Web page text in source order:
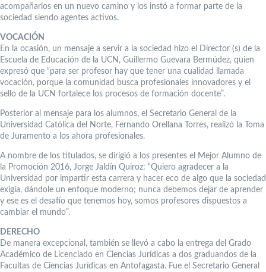
acompañarlos en un nuevo camino y los instó a formar parte de la
sociedad siendo agentes activos.
VOCACIÓN
En la ocasión, un mensaje a servir a la sociedad hizo el Director (s) de la
Escuela de Educación de la UCN, Guillermo Guevara Bermúdez, quien
expresó que “para ser profesor hay que tener una cualidad llamada
vocación, porque la comunidad busca profesionales innovadores y el
sello de la UCN fortalece los procesos de formación docente”.
Posterior al mensaje para los alumnos, el Secretario General de la
Universidad Católica del Norte, Fernando Orellana Torres, realizó la Toma
de Juramento a los ahora profesionales.
A nombre de los titulados, se dirigió a los presentes el Mejor Alumno de
la Promoción 2016, Jorge Jaldín Quiroz: “Quiero agradecer a la
Universidad por impartir esta carrera y hacer eco de algo que la sociedad
exigía, dándole un enfoque moderno; nunca debemos dejar de aprender
y ese es el desafío que tenemos hoy, somos profesores dispuestos a
cambiar el mundo”.
DERECHO
De manera excepcional, también se llevó a cabo la entrega del Grado
Académico de Licenciado en Ciencias Jurídicas a dos graduandos de la
Facultas de Ciencias Jurídicas en Antofagasta. Fue el Secretario General